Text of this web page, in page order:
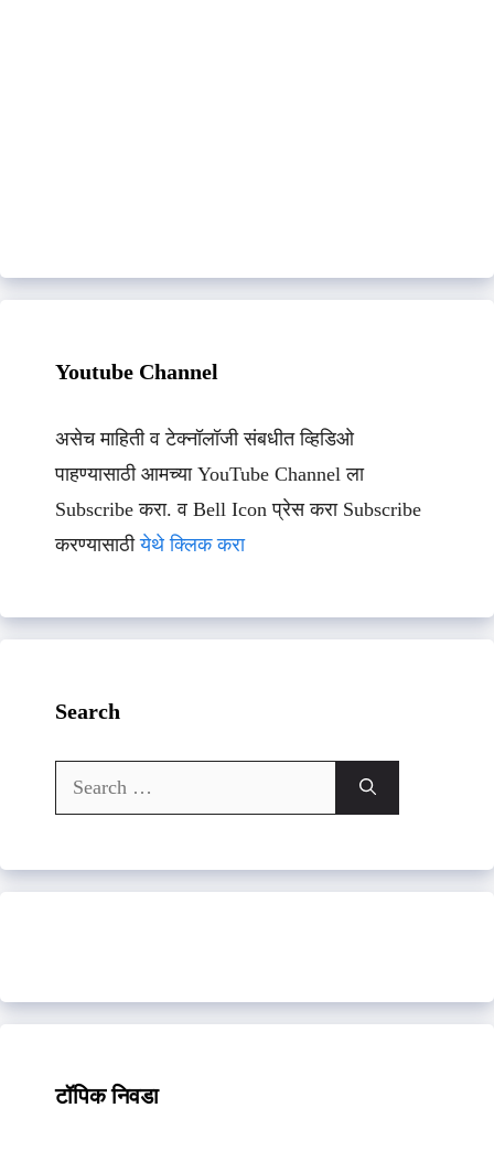
Youtube Channel
असेच माहिती व टेक्नॉलॉजी संबधीत व्हिडिओ
पाहण्यासाठी आमच्या YouTube Channel ला
Subscribe करा. व Bell Icon प्रेस करा Subscribe
करण्यासाठीयेथे क्लिक करा
Search
Search
for:
टॉपिक निवडा